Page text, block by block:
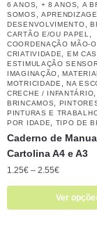
6 ANOS
+ 8 ANOS
A
SOMOS
DESENVOLVIMENTO
CARTÃO E/OU PAPEL
COORDENAÇÃO MÃO-
CRIATIVIDADE EM
ESTIMULAÇÃO
IMAGINAÇÃO ,MATERIAL
MOTRICIDADE ,NA
CRECHE / INFANTÁRIO
BRINCAMOS
PINTURAS E
POR IDADE TIPO DE
Caderno de
Cartolina A4 e A3
1.25€ – 2.55€
Ver